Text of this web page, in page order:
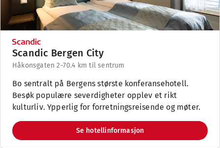
Scandic Bergen City
Håkonsgaten 2-70.4 km til sentrum
Bo sentralt på Bergens største konferansehotell.
Besøk populære severdigheter opplev et rikt
kulturliv. Ypperlig for forretningsreisende og møter.
Se hotellinformasjon